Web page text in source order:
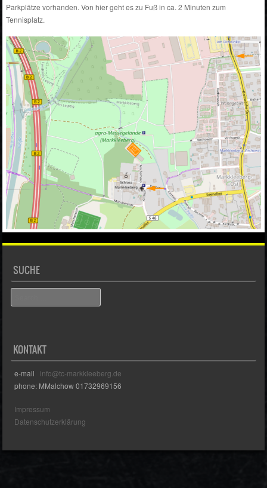
Parkplätze vorhanden. Von hier geht es zu Fuß in ca. 2 Minuten zum
Tennisplatz.
SUCHE
KONTAKT
e-mail info@tc-markkleeberg.de
phone: MMalchow 01732969156
Impressum
Datenschutzerklärung